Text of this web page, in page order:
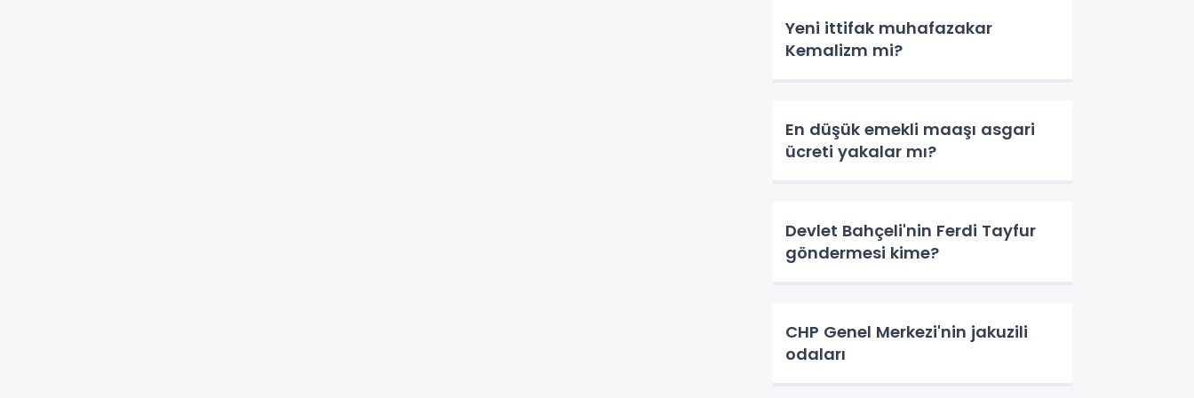
Yeni ittifak muhafazakar
Kemalizm mi?
En düşük emekli maaşı asgari
ücreti yakalar mı?
Devlet Bahçeli'nin Ferdi Tayfur
göndermesi kime?
CHP Genel Merkezi'nin jakuzili
odaları